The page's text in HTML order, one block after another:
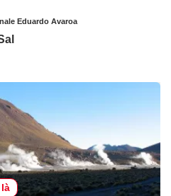
Eduardo Avaroa